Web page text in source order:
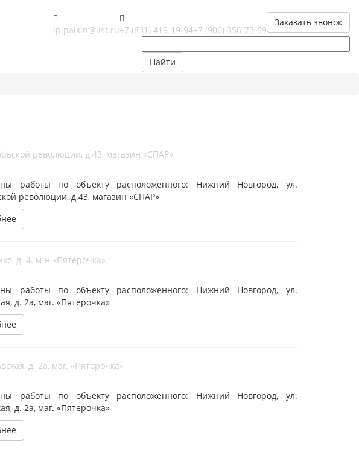
Заказать звонок
+7 (831) 419-19-94+7 (906) 356-73-59
ip.palkin@list.ru
Найти
революции, д.43, магазин «СПАР»
работы по объекту расположенного: Нижний Новгород, ул.
революции, д.43, магазин «СПАР»
д. 4. м-н «Пятерочка»
работы по объекту расположенного: Нижний Новгород, ул.
д. 2а, маг. «Пятерочка»
д. 2а, маг. «Пятерочка»
работы по объекту расположенного: Нижний Новгород, ул.
д. 2а, маг. «Пятерочка»